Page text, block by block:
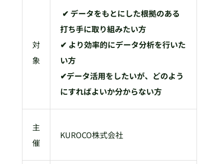
対
象
✔ データをもとにした根拠のある
打ち手に取り組みたい方
✔ より効率的にデータ分析を行いた
い方
✔データ活用をしたいが、どのよう
にすればよいか分からない方
主
催
KUROCO株式会社